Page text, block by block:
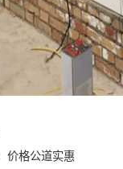
价格公道实惠